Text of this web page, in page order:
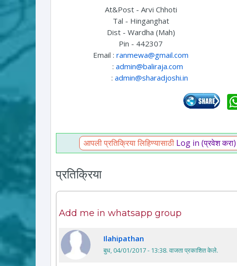
At&Post - Arvi Chhoti
Tal - Hinganghat
Dist - Wardha (Mah)
Pin - 442307
Email : ranmewa@gmail.com
: admin@baliraja.com
: admin@sharadjoshi.in
आपली प्रतिक्रिया लिहिण्यासाठी Log in (प्रवेश करा)
प्रतिक्रिया
Add me in whatsapp group
Ilahipathan
बुध, 04/01/2017 - 13:38. वाजता प्रकाशित केले.